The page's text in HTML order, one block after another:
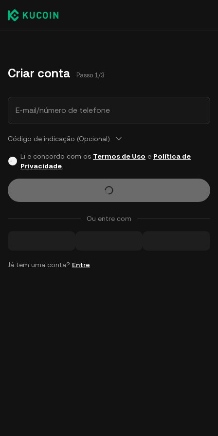
Criar conta Passo 1/3
E-mail/número de telefone
Código de indicação (Opcional)
Li e concordo com os Termos de Uso e Política de
Privacidade.
Ou entre com
Já tem uma conta? Entre